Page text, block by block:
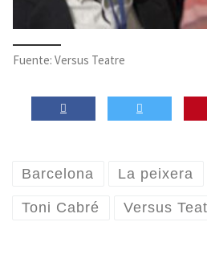
Fuente: Versus Teatre
Barcelona La peixera
Toni Cabré Versus